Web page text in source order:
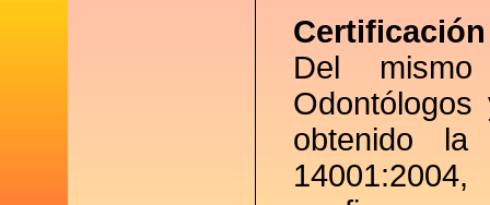
Del
obtenido la